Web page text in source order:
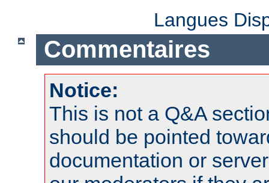
Langues
Commentaires
Notice:
This is not a Q&A
should be pointed
documentation or